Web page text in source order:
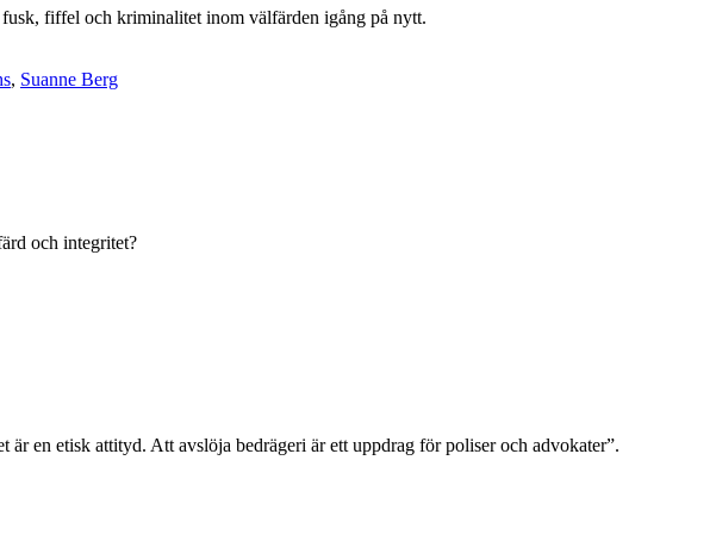
fiffel och kriminalitet inom välfärden igång på nytt.
, Suanne Berg
och integritet?
en etisk attityd. Att avslöja bedrägeri är ett uppdrag för poliser och advokater”.